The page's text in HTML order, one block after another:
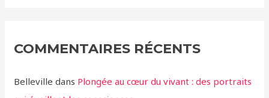
COMMENTAIRES RÉCENTS
Belleville dans Plongée au cœur du vivant : des portraits